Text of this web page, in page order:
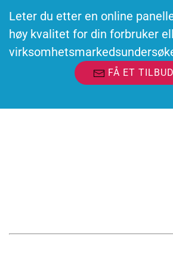
Leter du etter en online
høy kvalitet for din forbruker
FÅ ET TILBUD